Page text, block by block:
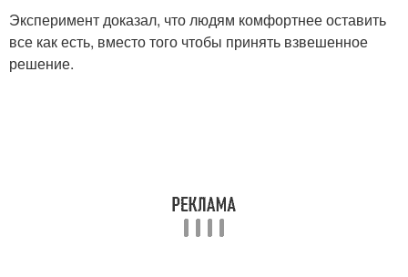
Эксперимент доказал, что людям комфортнее оставить
все как есть, вместо того чтобы принять взвешенное
решение.